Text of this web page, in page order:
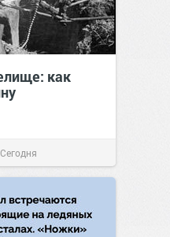
как
Сегодня